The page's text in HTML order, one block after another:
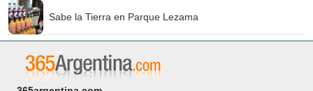
Sabe la Tierra en Parque Lezama